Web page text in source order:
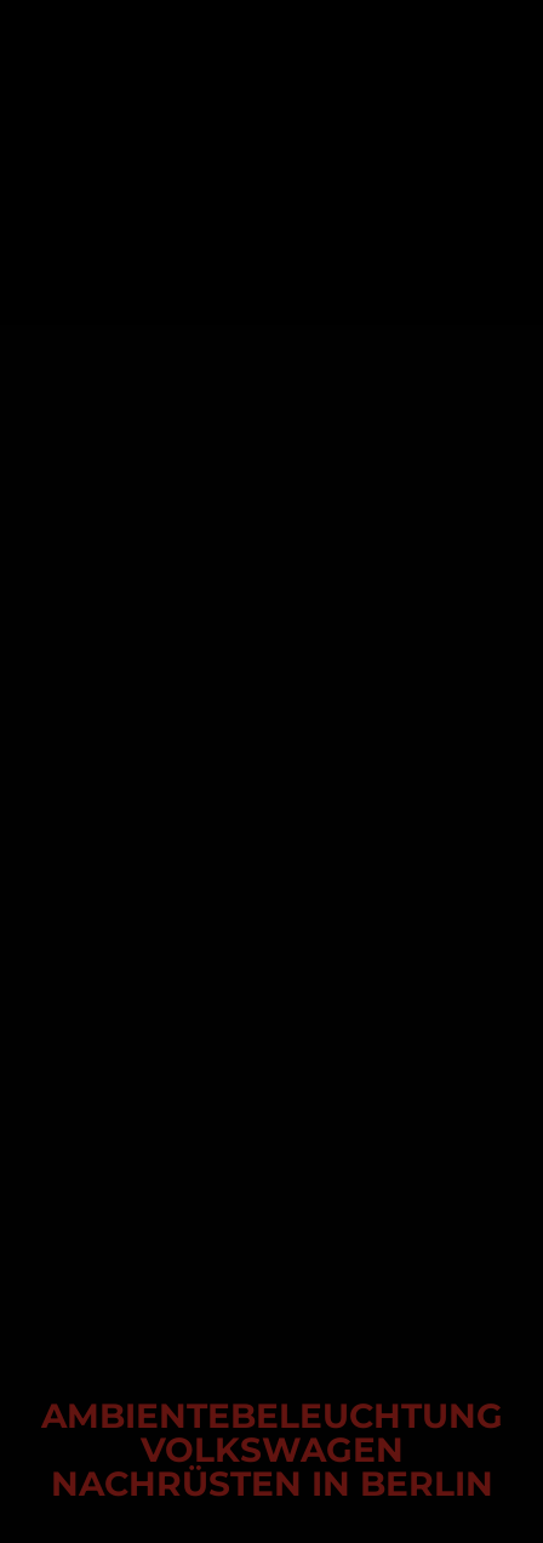
AMBIENTEBELEUCHTUNG
VOLKSWAGEN
NACHRÜSTEN IN BERLIN